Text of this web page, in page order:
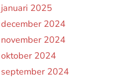
januari 2025
december 2024
november 2024
oktober 2024
september 2024